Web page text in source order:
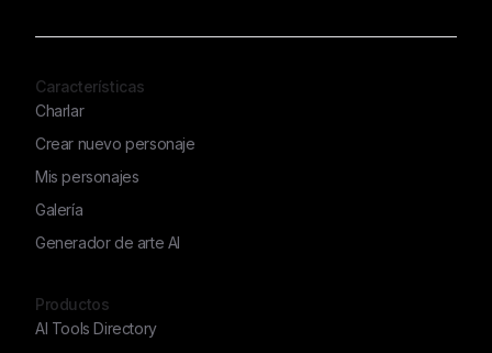
Características
Charlar
Crear nuevo personaje
Mis personajes
Galería
Generador de arte AI
Productos
AI Tools Directory